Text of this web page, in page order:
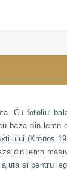
Cu fotoliul
baza din lemn
(Kronos
din lemn
si pentru